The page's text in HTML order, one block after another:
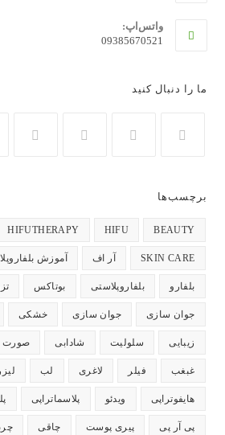
واتس‌اپ:
09385670521
ما را دنبال کنید
جدید
باز
باز
باز
باز
باز
برچسب‌ها
BEAUTY
HIFU
HIFUTHERAPY
SKIN CARE آر اف آموزش
بلفارو بلفاروپلاستی بوتاکس
جوان سازی جوان سازی خشکی
زیبایی سلولیت شادابی صورت
غبغب فیلر لاغری لب لیزر
هایفوتراپی ویدئو پلاسماتراپی
پی آر پی پیری پوست چاقی